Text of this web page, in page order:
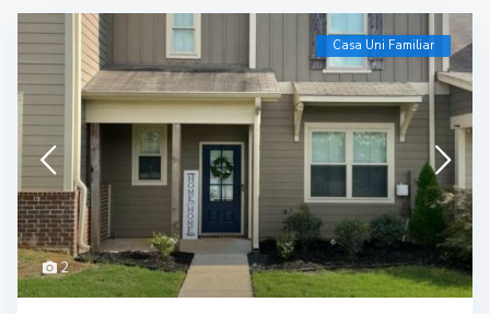
2
Casa Uni Familiar